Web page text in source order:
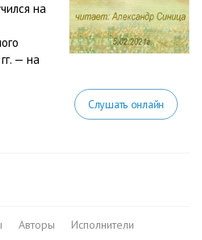
на
— на
Слушать онлайн
Авторы
Исполнители